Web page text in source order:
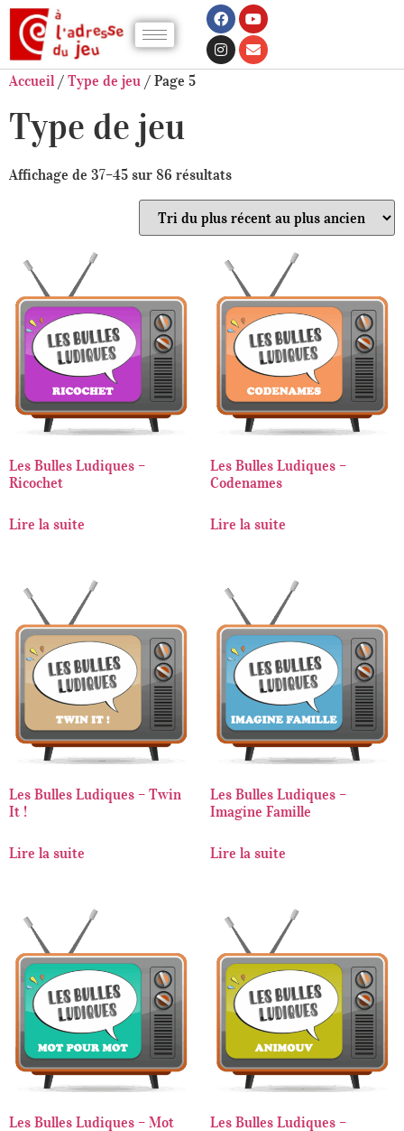
Accueil / Type de jeu / Page 5
Type de jeu
Affichage de 37–45 sur 86 résultats
Les Bulles Ludiques –
Ricochet
Lire la suite
Les Bulles Ludiques –
Codenames
Lire la suite
Les Bulles Ludiques – Twin
It !
Lire la suite
Les Bulles Ludiques –
Imagine Famille
Lire la suite
Les Bulles Ludiques – Mot
Les Bulles Ludiques –